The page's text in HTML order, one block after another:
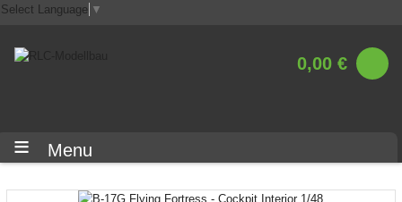
Select Language ▼
0,00 €
Menu